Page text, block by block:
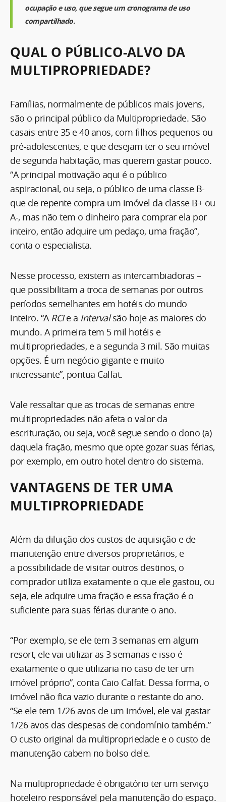
ocupação e uso, que segue um cronograma de uso
compartilhado.
QUAL O PÚBLICO-ALVO DA
MULTIPROPRIEDADE?
Famílias, normalmente de públicos mais jovens,
são o principal público da Multipropriedade. São
casais entre 35 e 40 anos, com filhos pequenos ou
pré-adolescentes, e que desejam ter o seu imóvel
de segunda habitação, mas querem gastar pouco.
“A principal motivação aqui é o público
aspiracional, ou seja, o público de uma classe B-
que de repente compra um imóvel da classe B+ ou
A-, mas não tem o dinheiro para comprar ela por
inteiro, então adquire um pedaço, uma fração”,
conta o especialista.
Nesse processo, existem as intercambiadoras –
que possibilitam a troca de semanas por outros
períodos semelhantes em hotéis do mundo
inteiro. “ARCIe a Intervalsão hoje as maiores do
mundo. A primeira tem 5 mil hotéis e
multipropriedades, e a segunda 3 mil. São muitas
opções. É um negócio gigante e muito
interessante”, pontua Calfat.
Vale ressaltar que as trocas de semanas entre
multipropriedades não afeta o valor da
escrituração, ou seja, você segue sendo o dono (a)
daquela fração, mesmo que opte gozar suas férias,
por exemplo, em outro hotel dentro do sistema.
VANTAGENS DE TER UMA
MULTIPROPRIEDADE
Além da diluição dos custos de aquisição e de
manutenção entre diversos proprietários, e
a possibilidade de visitar outros destinos, o
comprador utiliza exatamente o que ele gastou, ou
seja, ele adquire uma fração e essa fração é o
suficiente para suas férias durante o ano.
“Por exemplo, se ele tem 3 semanas em algum
resort, ele vai utilizar as 3 semanas e isso é
exatamente o que utilizaria no caso de ter um
imóvel próprio”, conta Caio Calfat. Dessa forma, o
imóvel não fica vazio durante o restante do ano.
“Se ele tem 1/26 avos de um imóvel, ele vai gastar
1/26 avos das despesas de condomínio também.”
O custo original da multipropriedade e o custo de
manutenção cabem no bolso dele.
Na multipropriedade é obrigatório ter um serviço
hoteleiro responsável pela manutenção do espaço.